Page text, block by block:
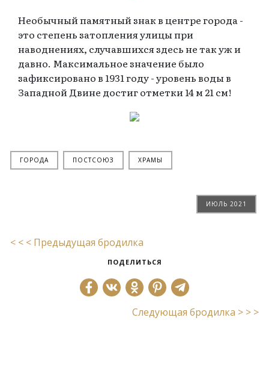
Необычный памятный знак в центре города -
это степень затопления улицы при
наводнениях, случавшихся здесь не так уж и
давно. Максимальное значение было
зафиксировано в 1931 году - уровень воды в
Западной Двине достиг отметки 14 м 21 см!
ГОРОДА ПОСТСОЮЗ ХРАМЫ
ИЮЛЬ 2021
< < < Предыдущая бродилка
ПОДЕЛИТЬСЯ
Следующая бродилка > > >